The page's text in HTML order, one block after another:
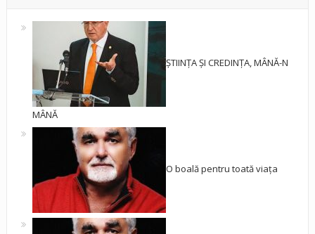
ȘTIINȚA ȘI CREDINȚA, MÂNĂ-N
MÂNĂ
O boală pentru toată viața